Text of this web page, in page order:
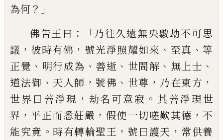
為何 ？」
佛告王曰 ：「乃往久遠無央數劫不可思
議 ， 彼時有佛 ， 號光淨照耀如來 、 至真 、 等
正覺 、 明行成為 、 善逝 、 世間解 、 無上士 、
道法御 、 天人師 ， 號佛 、 世尊 ， 乃在東方 ，
世界 曰善淨現 ， 劫名可意寂 。 其善淨現世
界 ， 平正而悉莊嚴 ， 假使一切嗟歎其德 ， 不
能究竟 。 時有轉輪聖王 ， 號曰護天 ， 常供養